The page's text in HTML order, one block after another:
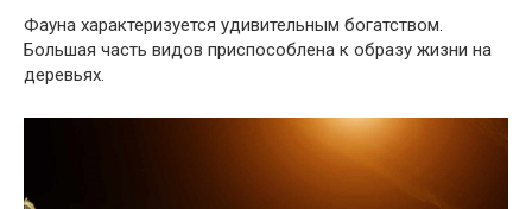
Фауна характеризуется удивительным богатством.
Большая часть видов приспособлена к образу жизни на
деревьях.